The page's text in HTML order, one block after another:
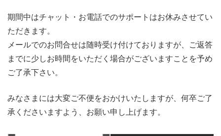
期間中はチャット・お電話でのサポートはお休みさせてい
ただきます。
メールでのお問合せは随時受け付けておりますが、ご返答
までに少しお時間をいただく場合がございますことを予め
ご了承下さい。
みなさまには大変ご不便をおかけいたしますが、何卒ご了
承くださいますよう、お願い申し上げます。